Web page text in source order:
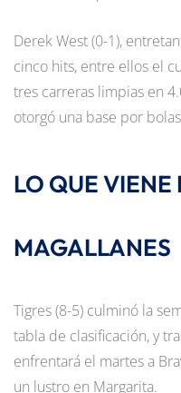
Derek West (0-1),
cinco hits, entre ellos el
tres carreras limpias en
otorgó una base por
LO QUE VIENE
MAGALLANES
Tigres (8-5) culminó la
tabla de clasificación, y
enfrentará el martes a
un lustro en Margarita.